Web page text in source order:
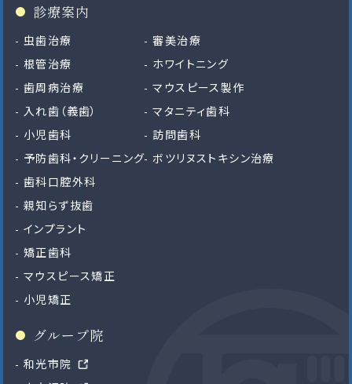
診療案内
虫歯治療
根管治療
歯周病治療
入れ歯（義歯）
小児歯科
予防歯科・クリーニング
歯科口腔外科
親知らず抜歯
インプラント
矯正歯科
マウスピース矯正
小児矯正
審美治療
ホワイトニング
マウスピース製作
マタニティ歯科
訪問歯科
ボツリヌストキシン治療
グループ院
和光市院